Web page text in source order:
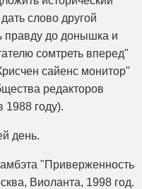
слово другой
правду до донышка и
сомтреть вперед"
сайенс монитор"
редакторов
1988 году).
день.
"Приверженность
Виоланта, 1998 год.